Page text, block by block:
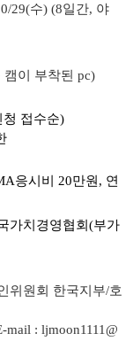
29(수) (8일간, 야
캠이 부착된 pc)
청 접수순)
응시비 20만원 , 연
가치경영협회 (부가
위원회 한국지부/호
: ljmoon1111@